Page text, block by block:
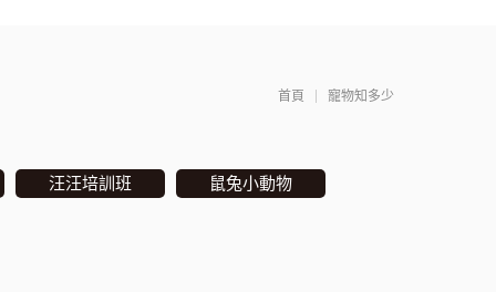
首頁 寵物知多少
汪汪培訓班 鼠兔小動物